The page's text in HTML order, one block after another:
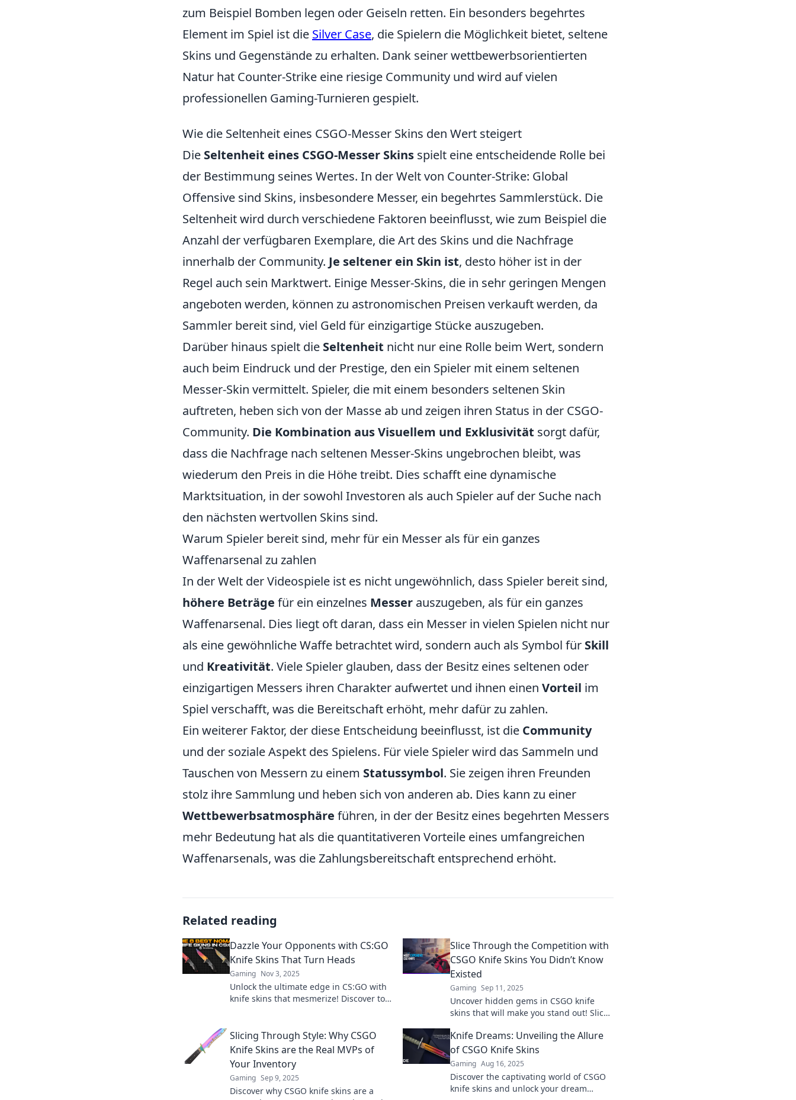
zum Beispiel Bomben legen oder Geiseln retten. Ein besonders begehrtes
Element im Spiel ist die Silver Case, die Spielern die Möglichkeit bietet, seltene
Skins und Gegenstände zu erhalten. Dank seiner wettbewerbsorientierten
Natur hat Counter-Strike eine riesige Community und wird auf vielen
professionellen Gaming-Turnieren gespielt.
Wie die Seltenheit eines CSGO-Messer Skins den Wert steigert
Die Seltenheit eines CSGO-Messer Skins spielt eine entscheidende Rolle bei
der Bestimmung seines Wertes. In der Welt von Counter-Strike: Global
Offensive sind Skins, insbesondere Messer, ein begehrtes Sammlerstück. Die
Seltenheit wird durch verschiedene Faktoren beeinflusst, wie zum Beispiel die
Anzahl der verfügbaren Exemplare, die Art des Skins und die Nachfrage
innerhalb der Community. Je seltener ein Skin ist, desto höher ist in der
Regel auch sein Marktwert. Einige Messer-Skins, die in sehr geringen Mengen
angeboten werden, können zu astronomischen Preisen verkauft werden, da
Sammler bereit sind, viel Geld für einzigartige Stücke auszugeben.
Darüber hinaus spielt die Seltenheit nicht nur eine Rolle beim Wert, sondern
auch beim Eindruck und der Prestige, den ein Spieler mit einem seltenen
Messer-Skin vermittelt. Spieler, die mit einem besonders seltenen Skin
auftreten, heben sich von der Masse ab und zeigen ihren Status in der CSGO-
Community. Die Kombination aus Visuellem und Exklusivität sorgt dafür,
dass die Nachfrage nach seltenen Messer-Skins ungebrochen bleibt, was
wiederum den Preis in die Höhe treibt. Dies schafft eine dynamische
Marktsituation, in der sowohl Investoren als auch Spieler auf der Suche nach
den nächsten wertvollen Skins sind.
Warum Spieler bereit sind, mehr für ein Messer als für ein ganzes
Waffenarsenal zu zahlen
In der Welt der Videospiele ist es nicht ungewöhnlich, dass Spieler bereit sind,
höhere Beträge für ein einzelnes Messer auszugeben, als für ein ganzes
Waffenarsenal. Dies liegt oft daran, dass ein Messer in vielen Spielen nicht nur
als eine gewöhnliche Waffe betrachtet wird, sondern auch als Symbol für Skill
und Kreativität. Viele Spieler glauben, dass der Besitz eines seltenen oder
einzigartigen Messers ihren Charakter aufwertet und ihnen einen Vorteil im
Spiel verschafft, was die Bereitschaft erhöht, mehr dafür zu zahlen.
Ein weiterer Faktor, der diese Entscheidung beeinflusst, ist die Community
und der soziale Aspekt des Spielens. Für viele Spieler wird das Sammeln und
Tauschen von Messern zu einem Statussymbol. Sie zeigen ihren Freunden
stolz ihre Sammlung und heben sich von anderen ab. Dies kann zu einer
Wettbewerbsatmosphäre führen, in der der Besitz eines begehrten Messers
mehr Bedeutung hat als die quantitativeren Vorteile eines umfangreichen
Waffenarsenals, was die Zahlungsbereitschaft entsprechend erhöht.
Related reading
Dazzle Your Opponents with CS:GO
Knife Skins That Turn Heads
Gaming Nov 3, 2025
Unlock the ultimate edge in CS:GO with
knife skins that mesmerize! Discover top
Slice Through the Competition with
CSGO Knife Skins You Didn’t Know
Existed
Gaming Sep 11, 2025
Uncover hidden gems in CSGO knife
skins that will make you stand out! Slice
your gameplay today!
Slicing Through Style: Why CSGO
Knife Skins are the Real MVPs of
Your Inventory
Gaming Sep 9, 2025
Discover why CSGO knife skins are a
Knife Dreams: Unveiling the Allure
of CSGO Knife Skins
Gaming Aug 16, 2025
Discover the captivating world of CSGO
knife skins and unlock your dream